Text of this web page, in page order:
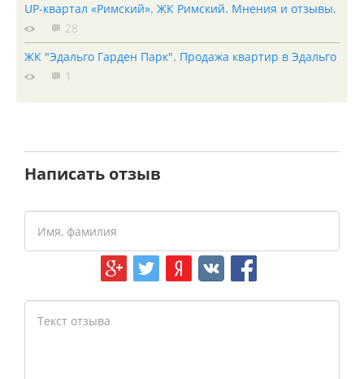
UP-квартал «Римский». ЖК Римский. Мнения и отзывы.
28
ЖК "Эдальго Гарден Парк". Продажа квартир в Эдальго
1
Написать отзыв